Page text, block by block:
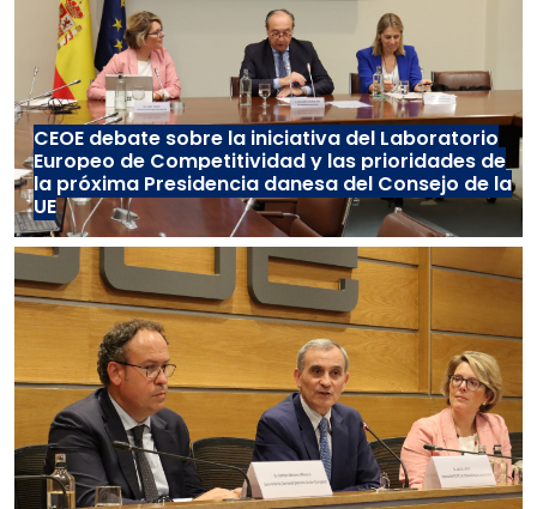
CEOE debate sobre la iniciativa del Laboratorio
Europeo de Competitividad y las prioridades de
la próxima Presidencia danesa del Consejo de la
UE